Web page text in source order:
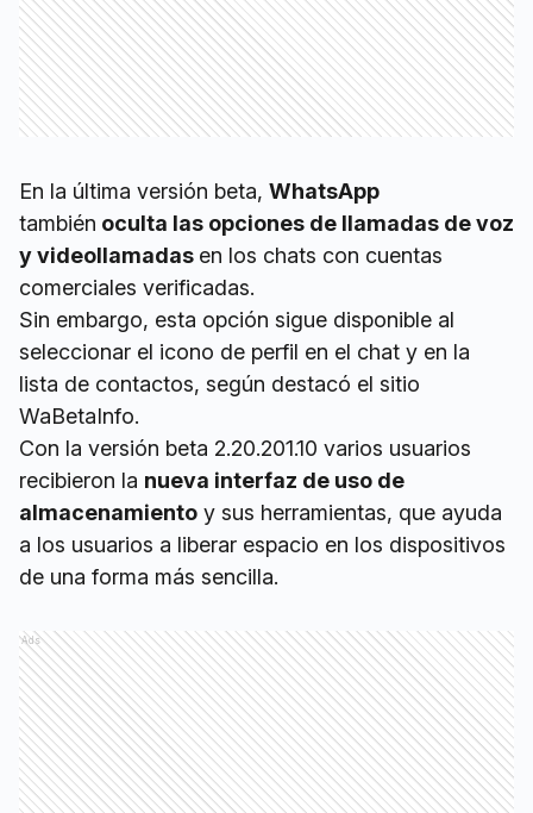
En la última versión beta, WhatsApp
también oculta las opciones de llamadas de voz
y videollamadas en los chats con cuentas
comerciales verificadas.
Sin embargo, esta opción sigue disponible al
seleccionar el icono de perfil en el chat y en la
lista de contactos, según destacó el sitio
WaBetaInfo.
Con la versión beta 2.20.201.10 varios usuarios
recibieron la nueva interfaz de uso de
almacenamiento y sus herramientas, que ayuda
a los usuarios a liberar espacio en los dispositivos
de una forma más sencilla.
Ads